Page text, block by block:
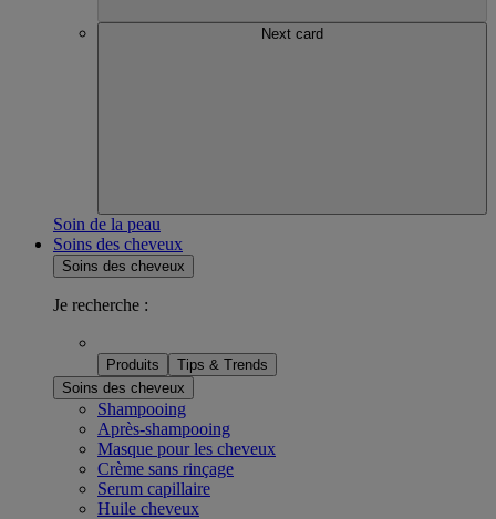
Next card
Soin de la peau
Soins des cheveux
Soins des cheveux
Je recherche :
Produits
Tips & Trends
Soins des cheveux
Shampooing
Après-shampooing
Masque pour les cheveux
Crème sans rinçage
Serum capillaire
Huile cheveux